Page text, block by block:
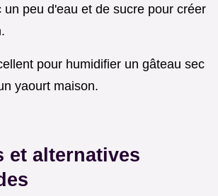
un peu d'eau et de sucre pour créer
pour humidifier un gâteau sec
yaourt maison.
et alternatives